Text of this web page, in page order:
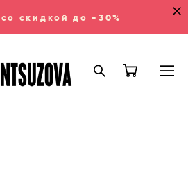
скидкой до -30%